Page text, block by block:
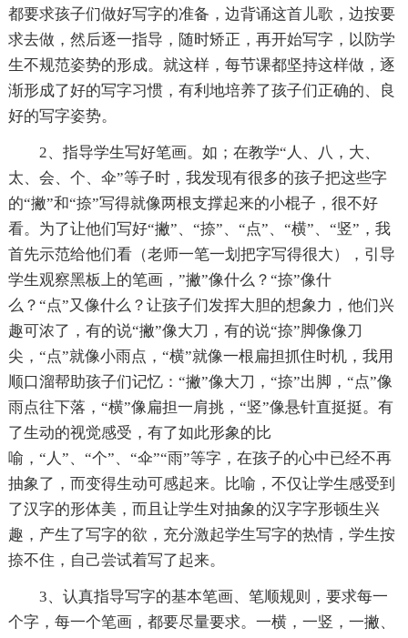
都要求孩子们做好写字的准备，边背诵这首儿歌，边按要
求去做，然后逐一指导，随时矫正，再开始写字，以防学
生不规范姿势的形成。就这样，每节课都坚持这样做，逐
渐形成了好的写字习惯，有利地培养了孩子们正确的、良
好的写字姿势。
2、指导学生写好笔画。如；在教学“人、八，大、
太、会、个、伞”等子时，我发现有很多的孩子把这些字
的“撇”和“捺”写得就像两根支撑起来的小棍子，很不好
看。为了让他们写好“撇”、“捺”、“点”、“横”、“竖”，我
首先示范给他们看（老师一笔一划把字写得很大），引导
学生观察黑板上的笔画，”撇”像什么？“捺”像什
么？“点”又像什么？让孩子们发挥大胆的想象力，他们兴
趣可浓了，有的说“撇”像大刀，有的说“捺”脚像像刀
尖，“点”就像小雨点，“横”就像一根扁担抓住时机，我用
顺口溜帮助孩子们记忆：“撇”像大刀，“捺”出脚，“点”像
雨点往下落，“横”像扁担一肩挑，“竖”像悬针直挺挺。有
了生动的视觉感受，有了如此形象的比
喻，“人”、“个”、“伞”“雨”等字，在孩子的心中已经不再
抽象了，而变得生动可感起来。比喻，不仅让学生感受到
了汉字的形体美，而且让学生对抽象的汉字字形顿生兴
趣，产生了写字的欲，充分激起学生写字的热情，学生按
捺不住，自己尝试着写了起来。
3、认真指导写字的基本笔画、笔顺规则，要求每一
个字，每一个笔画，都要尽量要求。一横，一竖，一撇、